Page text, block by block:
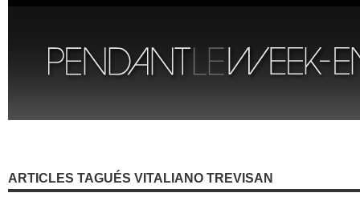
ARTICLES TAGUÉS VITALIANO TREVISAN